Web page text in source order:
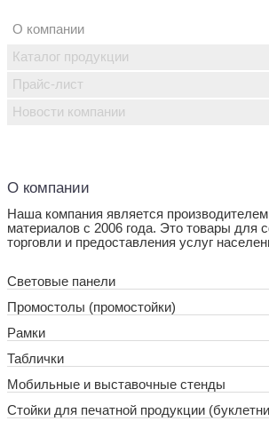
О компании
О компании
Наша компания является
материалов с 2006 года. Это товары для
торговли и предоставления услуг
Световые панели
Промостолы (промостойки)
Рамки
Таблички
Мобильные и выставочные стенды
Стойки для печатной продукции
Каталог продукции
Прайс-лист
Новости компании